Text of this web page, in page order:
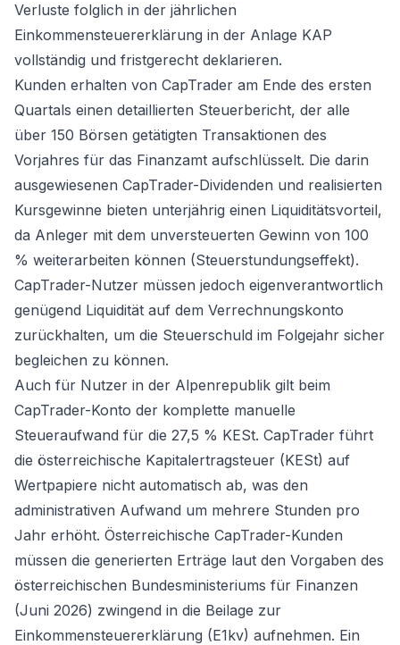
Verluste folglich in der jährlichen
Einkommensteuererklärung in der Anlage KAP
vollständig und fristgerecht deklarieren.
Kunden erhalten von CapTrader am Ende des ersten
Quartals einen detaillierten Steuerbericht, der alle
über 150 Börsen getätigten Transaktionen des
Vorjahres für das Finanzamt aufschlüsselt. Die darin
ausgewiesenen CapTrader-Dividenden und realisierten
Kursgewinne bieten unterjährig einen Liquiditätsvorteil,
da Anleger mit dem unversteuerten Gewinn von 100
% weiterarbeiten können (Steuerstundungseffekt).
CapTrader-Nutzer müssen jedoch eigenverantwortlich
genügend Liquidität auf dem Verrechnungskonto
zurückhalten, um die Steuerschuld im Folgejahr sicher
begleichen zu können.
Auch für Nutzer in der Alpenrepublik gilt beim
CapTrader-Konto der komplette manuelle
Steueraufwand für die 27,5 % KESt. CapTrader führt
die österreichische Kapitalertragsteuer (KESt) auf
Wertpapiere nicht automatisch ab, was den
administrativen Aufwand um mehrere Stunden pro
Jahr erhöht. Österreichische CapTrader-Kunden
müssen die generierten Erträge laut den Vorgaben des
österreichischen Bundesministeriums für Finanzen
(Juni 2026) zwingend in die Beilage zur
Einkommensteuererklärung (E1kv) aufnehmen. Ein